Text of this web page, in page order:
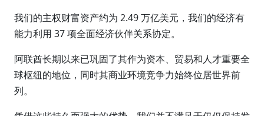
我们的主权财富资产约为 2.49 万亿美元，我们的经济有
能力利用 37 项全面经济伙伴关系协定。
阿联酋长期以来已巩固了其作为资本、贸易和人才重要全
球枢纽的地位，同时其商业环境竞争力始终位居世界前
列。